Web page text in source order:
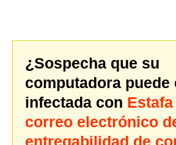
¿Sospecha que su
computadora puede
infectada con
correo electrónico
entregabilidad de